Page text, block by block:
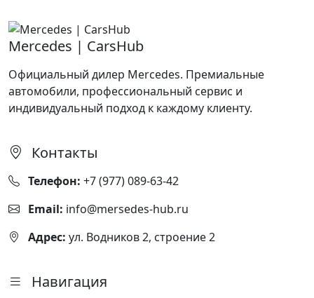
Mercedes | CarsHub
Официальный дилер Mercedes. Премиальные
автомобили, профессиональный сервис и
индивидуальный подход к каждому клиенту.
Контакты
Телефон: +7 (977) 089-63-42
Email: info@mersedes-hub.ru
Адрес: ул. Водников 2, строение 2
Навигация